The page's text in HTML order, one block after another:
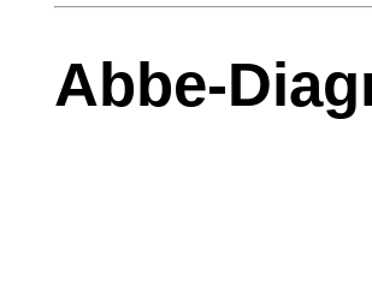
Abbe-